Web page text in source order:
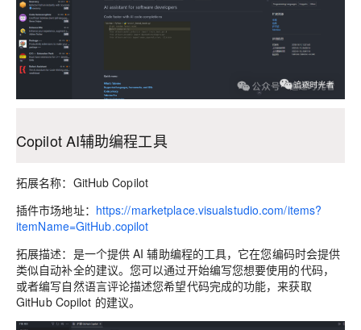
Copilot AI辅助编程工具
拓展名称：GitHub Copilot
插件市场地址： https://marketplace.visualstudio.com/items?
itemName=GitHub.copilot
拓展描述：是一个提供 AI 辅助编程的工具，它在您编码时会提供
类似自动补全的建议。您可以通过开始编写您想要使用的代码，
或者编写自然语言评论描述您希望代码完成的功能，来获取
GitHub Copilot 的建议。